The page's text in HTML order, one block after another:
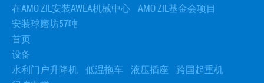
在AMO ZIL安装AWEA机械中心 AMO ZIL基金会项目
安装球磨坊57吨
首页
设备
水利门户升降机 低温拖车 液压插座 跨国起重机